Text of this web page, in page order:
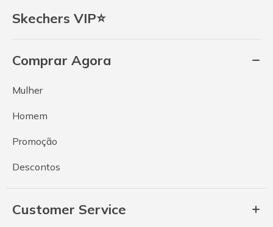
Skechers VIP⭐
Comprar Agora
Mulher
Homem
Promoção
Descontos
Customer Service